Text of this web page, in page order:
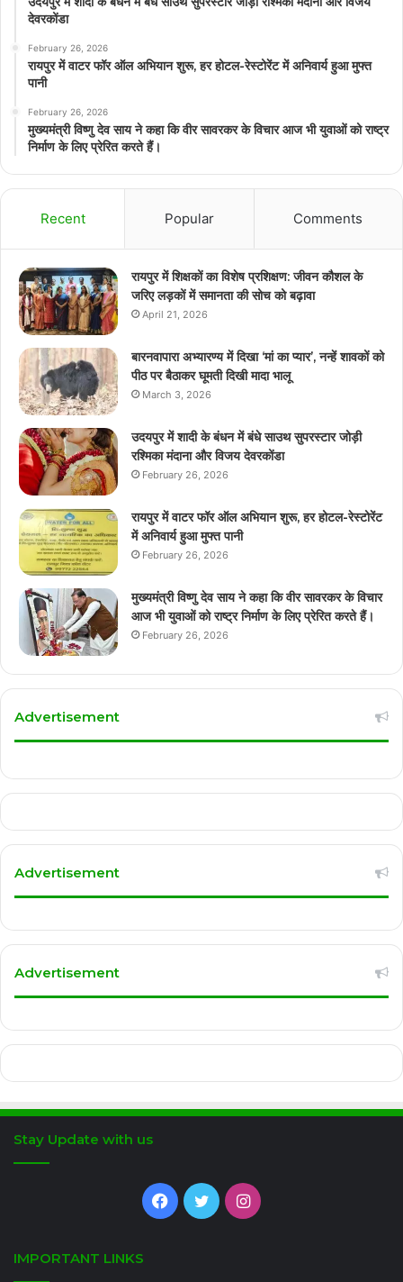
देवरकोंडा
February 26, 2026
रायपुर में वाटर फॉर ऑल अभियान शुरू, हर होटल-रेस्टोरेंट में अनिवार्य हुआ मुफ्त
पानी
February 26, 2026
मुख्यमंत्री विष्णु देव साय ने कहा कि वीर सावरकर के विचार आज भी युवाओं को राष्ट्र
निर्माण के लिए प्रेरित करते हैं।
Recent Popular Comments
रायपुर में शिक्षकों का विशेष प्रशिक्षण: जीवन कौशल के
जरिए लड़कों में समानता की सोच को बढ़ावा
April 21, 2026
बारनवापारा अभ्यारण्य में दिखा ‘मां का प्यार’, नन्हें शावकों को
पीठ पर बैठाकर घूमती दिखी मादा भालू
March 3, 2026
उदयपुर में शादी के बंधन में बंधे साउथ सुपरस्टार जोड़ी
रश्मिका मंदाना और विजय देवरकोंडा
February 26, 2026
रायपुर में वाटर फॉर ऑल अभियान शुरू, हर होटल-रेस्टोरेंट
में अनिवार्य हुआ मुफ्त पानी
February 26, 2026
मुख्यमंत्री विष्णु देव साय ने कहा कि वीर सावरकर के विचार
आज भी युवाओं को राष्ट्र निर्माण के लिए प्रेरित करते हैं।
February 26, 2026
Advertisement
Advertisement
Advertisement
Stay Update with us
Facebook
TwitterInstagram
IMPORTANT LINKS